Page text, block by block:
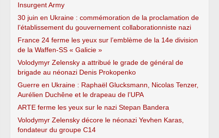
Insurgent Army
30 juin en Ukraine : commémoration de la proclamation de
l’établissement du gouvernement collaborationniste nazi
France 24 ferme les yeux sur l’emblème de la 14e division
de la Waffen-SS « Galicie »
Volodymyr Zelensky a attribué le grade de général de
brigade au néonazi Denis Prokopenko
Guerre en Ukraine : Raphaël Glucksmann, Nicolas Tenzer,
Aurélien Duchêne et le drapeau de l’UPA
ARTE ferme les yeux sur le nazi Stepan Bandera
Volodymyr Zelensky décore le néonazi Yevhen Karas,
fondateur du groupe C14